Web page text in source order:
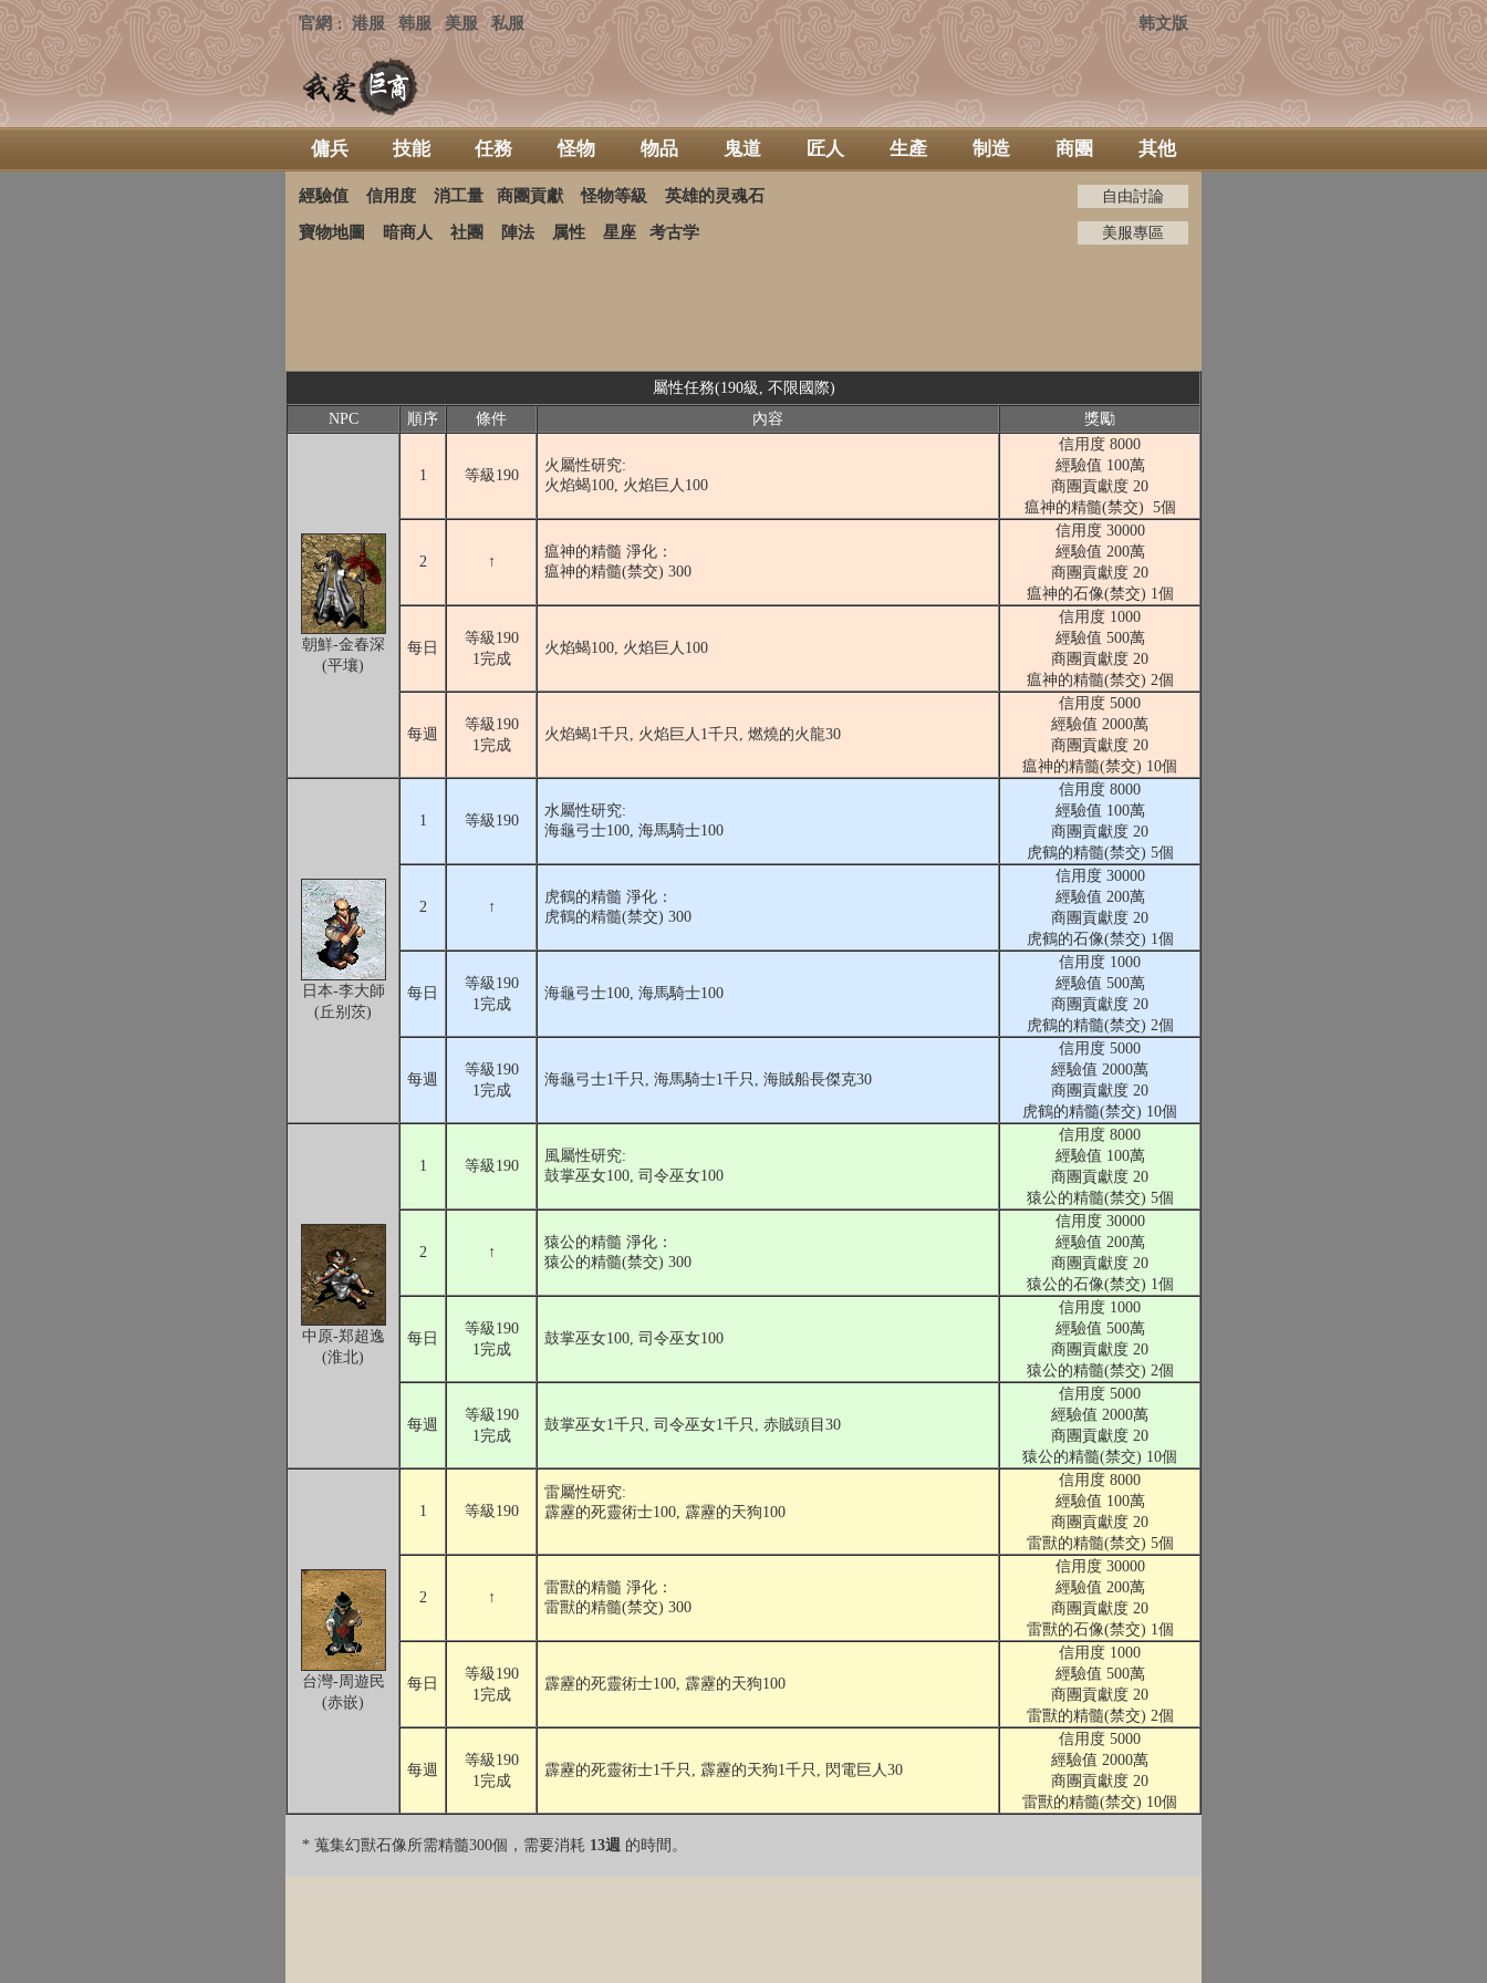
官網：港服 韩服 美服 私服 韩文版
傭兵 技能 任務 怪物 物品 鬼道 匠人 生產 制造 商團 其他
經驗值 信用度 消工量 商團貢獻 怪物等級 英雄的灵魂石 自由討論
寶物地圖 暗商人 社團 陣法 属性 星座 考古学 美服專區
屬性任務(190級, 不限國際)
NPC
順序 條件 內容 獎勵
朝鮮-金春深
(平壤)
1 等級190
火屬性研究:
火焰蝎100, 火焰巨人100
信用度 8000
經驗值 100萬
商團貢獻度 20
瘟神的精髓(禁交) 5個
2 ↑
瘟神的精髓 淨化：
瘟神的精髓(禁交) 300
信用度 30000
經驗值 200萬
商團貢獻度 20
瘟神的石像(禁交) 1個
每日
等級190
1完成
火焰蝎100, 火焰巨人100
信用度 1000
經驗值 500萬
商團貢獻度 20
瘟神的精髓(禁交) 2個
每週
等級190
1完成
火焰蝎1千只, 火焰巨人1千只, 燃燒的火龍30
信用度 5000
經驗值 2000萬
商團貢獻度 20
瘟神的精髓(禁交) 10個
日本-李大師
(丘别茨)
1 等級190
水屬性研究:
海龜弓士100, 海馬騎士100
信用度 8000
經驗值 100萬
商團貢獻度 20
虎鶴的精髓(禁交) 5個
2 ↑
虎鶴的精髓 淨化：
虎鶴的精髓(禁交) 300
信用度 30000
經驗值 200萬
商團貢獻度 20
虎鶴的石像(禁交) 1個
每日
等級190
1完成
海龜弓士100, 海馬騎士100
信用度 1000
經驗值 500萬
商團貢獻度 20
虎鶴的精髓(禁交) 2個
每週
等級190
1完成
海龜弓士1千只, 海馬騎士1千只, 海賊船長傑克30
信用度 5000
經驗值 2000萬
商團貢獻度 20
虎鶴的精髓(禁交) 10個
中原-郑超逸
(淮北)
1 等級190
風屬性研究:
鼓掌巫女100, 司令巫女100
信用度 8000
經驗值 100萬
商團貢獻度 20
猿公的精髓(禁交) 5個
2 ↑
猿公的精髓 淨化：
猿公的精髓(禁交) 300
信用度 30000
經驗值 200萬
商團貢獻度 20
猿公的石像(禁交) 1個
每日
等級190
1完成
鼓掌巫女100, 司令巫女100
信用度 1000
經驗值 500萬
商團貢獻度 20
猿公的精髓(禁交) 2個
每週
等級190
1完成
鼓掌巫女1千只, 司令巫女1千只, 赤賊頭目30
信用度 5000
經驗值 2000萬
商團貢獻度 20
猿公的精髓(禁交) 10個
台灣-周遊民
(赤嵌)
1 等級190
雷屬性研究:
霹靂的死靈術士100, 霹靂的天狗100
信用度 8000
經驗值 100萬
商團貢獻度 20
雷獸的精髓(禁交) 5個
2 ↑
雷獸的精髓 淨化：
雷獸的精髓(禁交) 300
信用度 30000
經驗值 200萬
商團貢獻度 20
雷獸的石像(禁交) 1個
每日
等級190
1完成
霹靂的死靈術士100, 霹靂的天狗100
信用度 1000
經驗值 500萬
商團貢獻度 20
雷獸的精髓(禁交) 2個
每週
等級190
1完成
霹靂的死靈術士1千只, 霹靂的天狗1千只, 閃電巨人30
信用度 5000
經驗值 2000萬
商團貢獻度 20
雷獸的精髓(禁交) 10個
* 蒐集幻獸石像所需精髓300個，需要消耗 13週 的時間。